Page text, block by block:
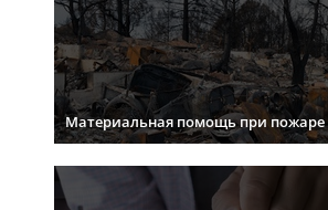
Материальная помощь при пожаре